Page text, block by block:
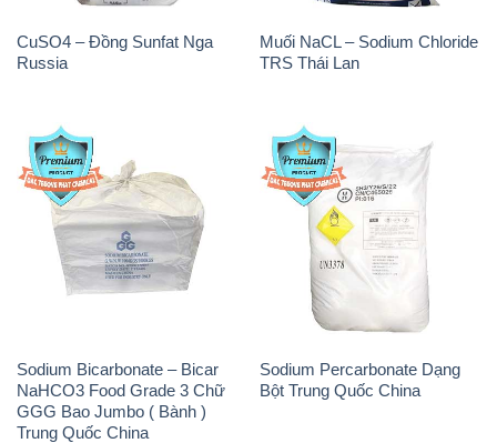
CuSO4 – Đồng Sunfat Nga
Russia
Muối NaCL – Sodium Chloride
TRS Thái Lan
Sodium Bicarbonate – Bicar
NaHCO3 Food Grade 3 Chữ
GGG Bao Jumbo ( Bành )
Trung Quốc China
Sodium Percarbonate Dạng
Bột Trung Quốc China